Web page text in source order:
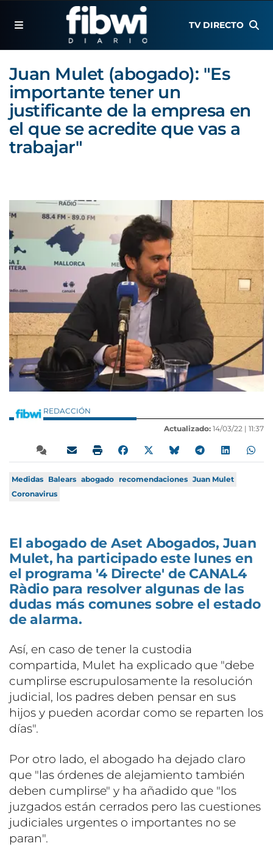
TV DIRECTO
Juan Mulet (abogado): "Es
importante tener un
justificante de la empresa en
el que se acredite que vas a
trabajar"
REDACCIÓN
Actualizado: 14/03/22 | 11:37
Medidas Balears abogado recomendaciones Juan Mulet
Coronavirus
El abogado de Aset Abogados, Juan
Mulet, ha participado este lunes en
el programa '4 Directe' de CANAL4
Ràdio para resolver algunas de las
dudas más comunes sobre el estado
de alarma.
Así, en caso de tener la custodia
compartida, Mulet ha explicado que "debe
cumplirse escrupulosamente la resolución
judicial, los padres deben pensar en sus
hijos y pueden acordar como se reparten los
días".
Por otro lado, el abogado ha dejado claro
que "las órdenes de alejamiento también
deben cumplirse" y ha añadido que "los
juzgados están cerrados pero las cuestiones
judiciales urgentes o importantes no se
paran".